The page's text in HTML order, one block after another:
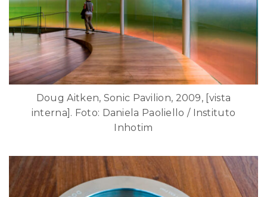
Doug Aitken, Sonic Pavilion, 2009, [vista
interna]. Foto: Daniela Paoliello / Instituto
Inhotim